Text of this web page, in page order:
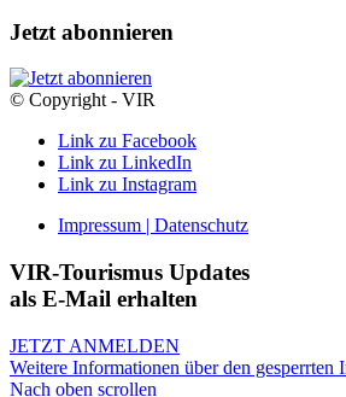
Jetzt abonnieren
© Copyright - VIR
Link zu Facebook
Link zu LinkedIn
Link zu Instagram
Impressum | Datenschutz
VIR-Tourismus Updates
als E-Mail erhalten
JETZT ANMELDEN
Weitere Informationen über den gesperrten
Nach oben scrollen